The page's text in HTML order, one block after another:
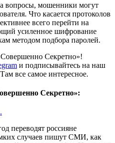
вопросы, мошенники могут
Что касается протоколов
всего перейти на
усиленное шифрование
методом подбора паролей.
Секретно»!
и подписывайтесь на наш
все самое интересное.
Секретно»:
переводят россияне
случаев пишут СМИ, как